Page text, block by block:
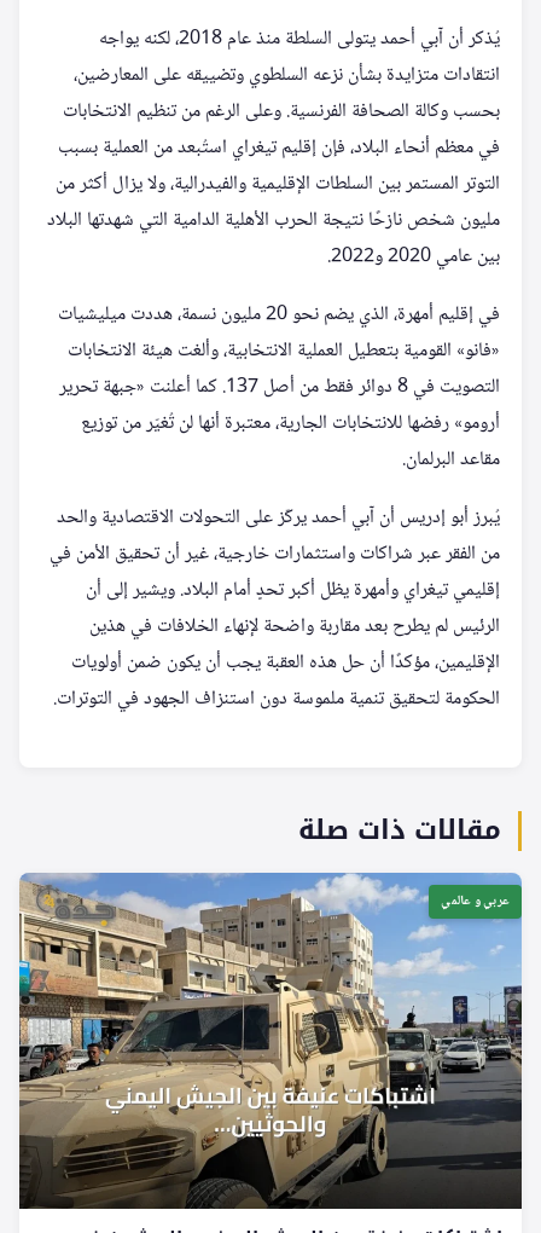
يُذكر أن آبي أحمد يتولى السلطة منذ عام 2018، لكنه يواجه
انتقادات متزايدة بشأن نزعه السلطوي وتضييقه على المعارضين،
بحسب وكالة الصحافة الفرنسية. وعلى الرغم من تنظيم الانتخابات
في معظم أنحاء البلاد، فإن إقليم تيغراي استُبعد من العملية بسبب
التوتر المستمر بين السلطات الإقليمية والفيدرالية، ولا يزال أكثر من
مليون شخص نازحًا نتيجة الحرب الأهلية الدامية التي شهدتها البلاد
بين عامي 2020 و2022.
في إقليم أمهرة، الذي يضم نحو 20 مليون نسمة، هددت ميليشيات
«فانو» القومية بتعطيل العملية الانتخابية، وألغت هيئة الانتخابات
التصويت في 8 دوائر فقط من أصل 137. كما أعلنت «جبهة تحرير
أرومو» رفضها للانتخابات الجارية، معتبرة أنها لن تُغيّر من توزيع
مقاعد البرلمان.
يُبرز أبو إدريس أن آبي أحمد يركّز على التحولات الاقتصادية والحد
من الفقر عبر شراكات واستثمارات خارجية، غير أن تحقيق الأمن في
إقليمي تيغراي وأمهرة يظل أكبر تحدٍ أمام البلاد. ويشير إلى أن
الرئيس لم يطرح بعد مقاربة واضحة لإنهاء الخلافات في هذين
الإقليمين، مؤكدًا أن حل هذه العقبة يجب أن يكون ضمن أولويات
الحكومة لتحقيق تنمية ملموسة دون استنزاف الجهود في التوترات.
مقالات ذات صلة
عربي و عالمي